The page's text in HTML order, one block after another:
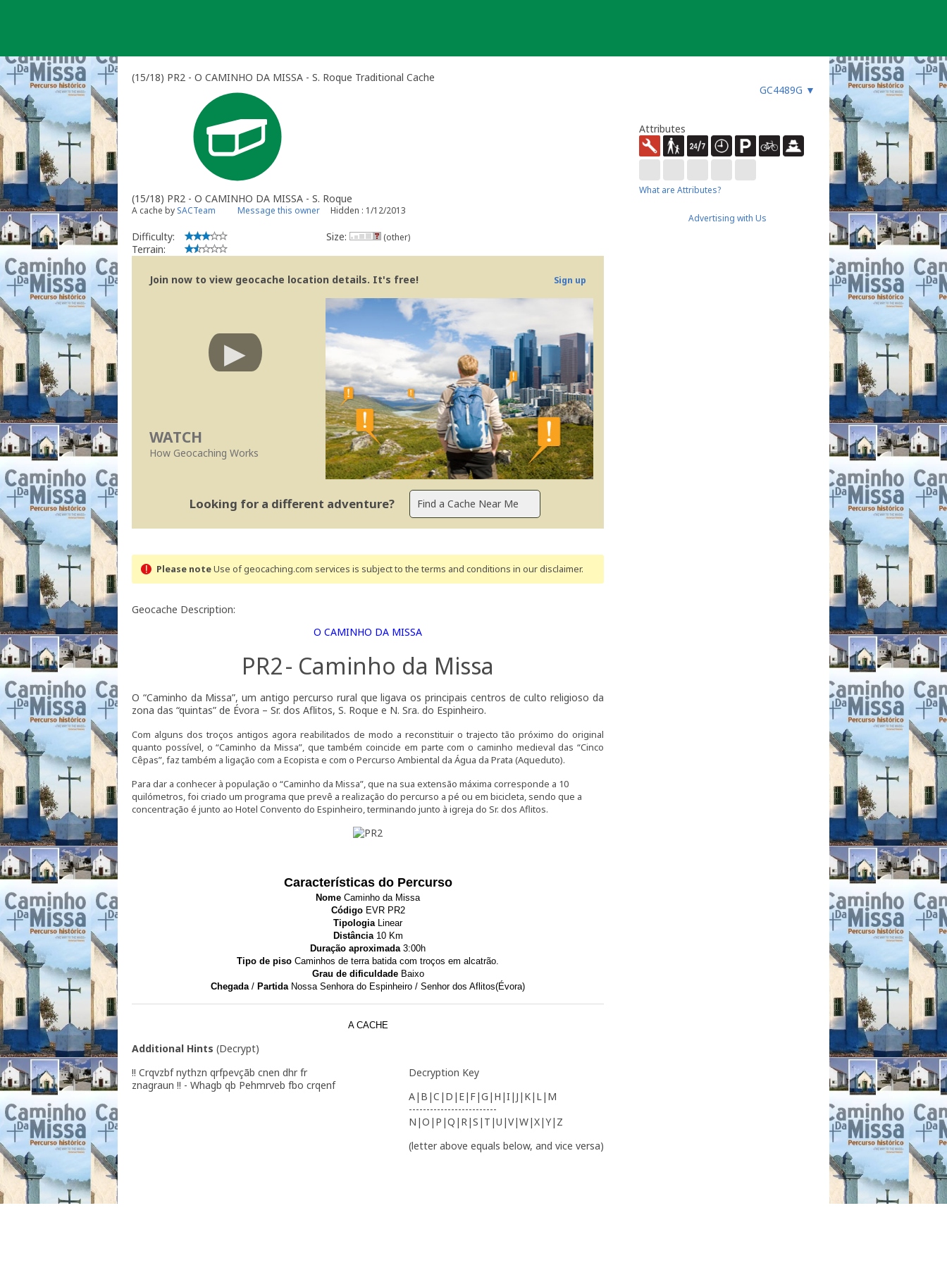
(15/18) PR2 - O CAMINHO DA MISSA - S. Roque Traditional Cache
GC4489G ▼
(15/18) PR2 - O CAMINHO DA MISSA - S. Roque
A cache by SACTeam Message this owner Hidden : 1/12/2013
Difficulty:
Terrain:
Size: (other)
Join now to view geocache location details. It's free! Sign up
WATCH
How Geocaching Works
Looking for a different adventure?
Please noteUse of geocaching.com services is subject to the terms and conditions in our disclaimer.
Geocache Description:
O CAMINHO DA MISSA
PR2- Caminho da Missa
O “Caminho da Missa”, um antigo percurso rural que ligava os principais centros de culto religioso da
zona das “quintas” de Évora – Sr. dos Aflitos, S. Roque e N. Sra. do Espinheiro.
Com alguns dos troços antigos agora reabilitados de modo a reconstituir o trajecto tão próximo do original
quanto possível, o “Caminho da Missa”, que também coincide em parte com o caminho medieval das “Cinco
Cêpas”, faz também a ligação com a Ecopista e com o Percurso Ambiental da Água da Prata (Aqueduto).
Para dar a conhecer à população o “Caminho da Missa”, que na sua extensão máxima corresponde a 10
quilómetros, foi criado um programa que prevê a realização do percurso a pé ou em bicicleta, sendo que a
concentração é junto ao Hotel Convento do Espinheiro, terminando junto à igreja do Sr. dos Aflitos.
Características do Percurso
Nome Caminho da Missa
CódigoEVR PR2
TipologiaLinear
Distância10 Km
Duração aproximada3:00h
Tipo de piso Caminhos de terra batida com troços em alcatrão.
Grau de dificuldadeBaixo
Chegada/ PartidaNossa Senhora do Espinheiro / Senhor dos Aflitos(Évora)
A CACHE
Additional Hints (Decrypt)
!! Crqvzbf nythzn qrfpevçãb cnen dhr fr
znagraun !! - Whagb qb Pehmrveb fbo crqenf
Decryption Key
A|B|C|D|E|F|G|H|I|J|K|L|M
-------------------------
N|O|P|Q|R|S|T|U|V|W|X|Y|Z
(letter above equals below, and vice versa)
Attributes
What are Attributes?
Advertising with Us